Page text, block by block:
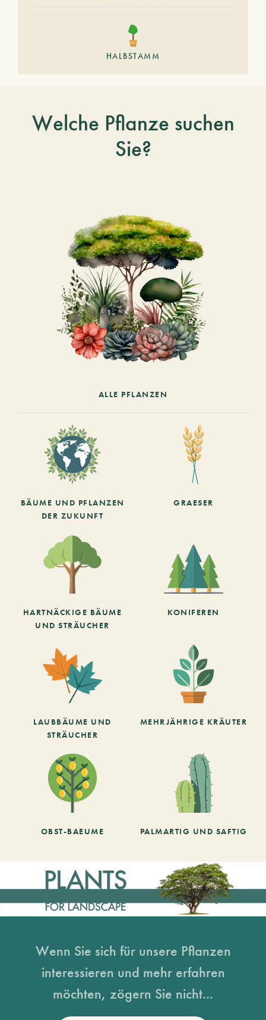
HALBSTAMM
Welche Pflanze suchen
Sie?
ALLE PFLANZEN
BÄUME UND PFLANZEN
DER ZUKUNFT
GRAESER
HARTNÄCKIGE BÄUME
UND STRÄUCHER
KONIFEREN
LAUBBÄUME UND
STRÄUCHER
MEHRJÄHRIGE KRÄUTER
OBST-BAEUME PALMARTIG UND SAFTIG
Wenn Sie sich für unsere Pflanzen
interessieren und mehr erfahren
möchten, zögern Sie nicht...